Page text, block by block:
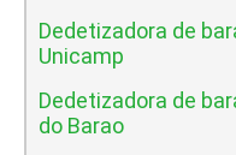
Dedetizadora de
Unicamp
Dedetizadora de
do Barao